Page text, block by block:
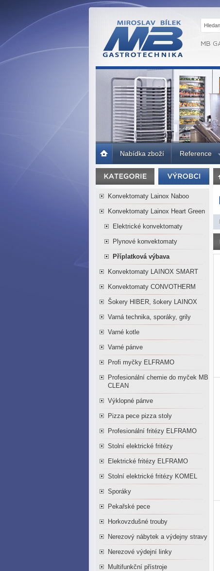
MB GASTRO
BRNO -
Gastrotechnika,
profesionální
kuchyně
strana
Nabídka zboží Reference
Konvektomaty Lainox Naboo
Konvektomaty Lainox Heart Green
Elektrické konvektomaty
Plynové konvektomaty
Příplatková výbava
Konvektomaty LAINOX SMART
Konvektomaty CONVOTHERM
Šokery HIBER, šokery LAINOX
Varná technika, sporáky, grily
Varné kotle
Varné pánve
Profi myčky ELFRAMO
Profesionální chemie do myček MB
CLEAN
Výklopné pánve
Pizza pece pizza stoly
Profesionální fritézy ELFRAMO
Stolní elektrické fritézy
Elektrické fritézy ELFRAMO
Stolní elektrické fritézy KOMEL
Sporáky
Pekařské pece
Horkovzdušné trouby
Nerezový nábytek a výdejny stravy
Nerezové výdejní linky
Multifunkční přístroje